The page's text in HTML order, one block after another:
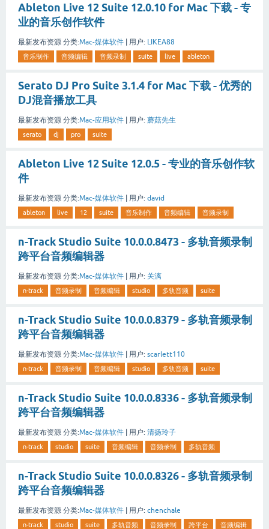
Ableton Live 12 Suite 12.0.10 for Mac 下载 - 专
业的音乐创作软件
最新发布资源 分类:Mac-媒体软件 | 用户: LIKEA88
音乐制作 音频编辑 音频录制 suite live ableton
Serato DJ Pro Suite 3.1.4 for Mac 下载 - 优秀的
DJ混音播放工具
最新发布资源 分类:Mac-应用软件 | 用户: 蘑菇先生
serato dj pro suite
Ableton Live 12 Suite 12.0.5 - 专业的音乐创作软
件
最新发布资源 分类:Mac-媒体软件 | 用户: david
ableton live 12 suite 音乐制作 音频编辑 音频录制
n-Track Studio Suite 10.0.0.8473 - 多轨音频录制
跨平台音频编辑器
最新发布资源 分类:Mac-媒体软件 | 用户: 关漓
n-track 音频录制 音频编辑 studio 多轨音频 suite
n-Track Studio Suite 10.0.0.8379 - 多轨音频录制
跨平台音频编辑器
最新发布资源 分类:Mac-媒体软件 | 用户: scarlett110
n-track 音频录制 音频编辑 studio 多轨音频 suite
n-Track Studio Suite 10.0.0.8336 - 多轨音频录制
跨平台音频编辑器
最新发布资源 分类:Mac-媒体软件 | 用户: 清扬玲子
n-track studio suite 音频编辑 音频录制 多轨音频
n-Track Studio Suite 10.0.0.8326 - 多轨音频录制
跨平台音频编辑器
最新发布资源 分类:Mac-媒体软件 | 用户: chenchale
n-track studio suite 多轨音频 音频录制 跨平台 音频编辑